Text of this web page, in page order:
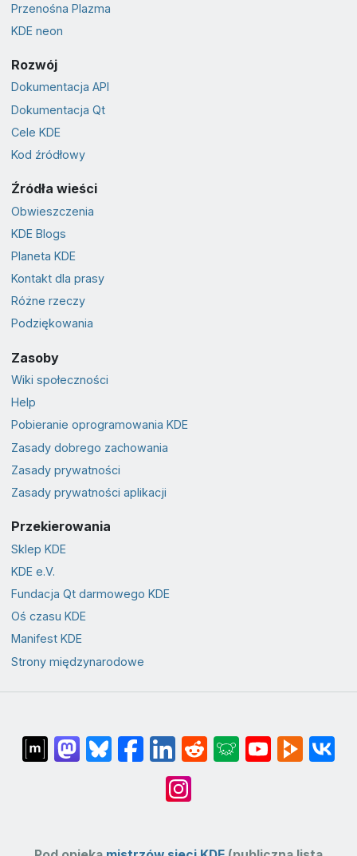
Przenośna Plazma
KDE neon
Rozwój
Dokumentacja API
Dokumentacja Qt
Cele KDE
Kod źródłowy
Źródła wieści
Obwieszczenia
KDE Blogs
Planeta KDE
Kontakt dla prasy
Różne rzeczy
Podziękowania
Zasoby
Wiki społeczności
Help
Pobieranie oprogramowania KDE
Zasady dobrego zachowania
Zasady prywatności
Zasady prywatności aplikacji
Przekierowania
Sklep KDE
KDE e.V.
Fundacja Qt darmowego KDE
Oś czasu KDE
Manifest KDE
Strony międzynarodowe